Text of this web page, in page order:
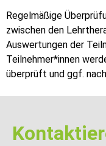
Regelmäßige
zwischen den
Auswertungen der
Teilnehmer*innen
überprüft und ggf.